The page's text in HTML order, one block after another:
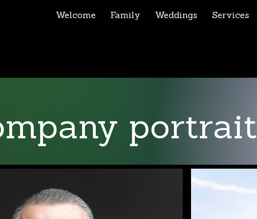
Welcome Family Weddings Services
portrait